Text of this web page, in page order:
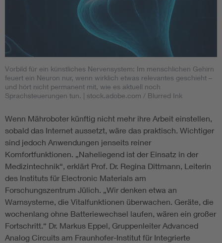
Vorbild für ein künstliches Nervensystem: Im menschlichen Gehirn
feuert ein Neuron nur, wenn wirklich etwas relevantes geschieht –
und hört nicht permanent mit, wie es aktuell noch
Sprachsteuerungen tun. | stock.adobe.com / Blurred Ink
Wenn Mähroboter künftig nicht mehr ihre Arbeit einstellen,
sobald das Internet aussetzt, wäre das praktisch. Wichtiger
sind jedoch Anwendungen jenseits reiner
Komfortfunktionen. „Naheliegend ist der Einsatz in der
Medizintechnik“, erklärt Prof. Dr. Regina Dittmann, Leiterin
des Instituts für Electronic Materials am
Forschungszentrum Jülich. „Wir denken etwa an
Warnsysteme, die Vitalfunktionen überwachen. Geräte, die
wochenlang ohne Batteriewechsel laufen, wären ein großer
Fortschritt.“ Dr. Markus Eppel, Gruppenleiter Advanced
Analog Circuits am Fraunhofer-Institut für Integrierte